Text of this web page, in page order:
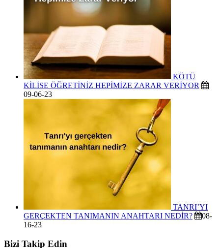
KÖTÜ
KİLİSE ÖĞRETİNİZ HEPİMİZE ZARAR VERİYOR
09-06-23
TANRI’YI
GERÇEKTEN TANIMANIN ANAHTARI NEDİR?
08-
16-23
Bizi Takip Edin